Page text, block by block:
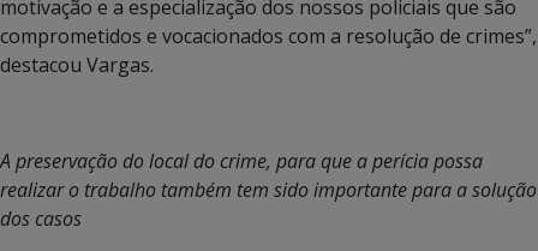
motivação e a especialização dos nossos policiais que são
comprometidos e vocacionados com a resolução de crimes”,
destacou Vargas.
A preservação do local do crime, para que a perícia possa
realizar o trabalho também tem sido importante para a solução
dos casos